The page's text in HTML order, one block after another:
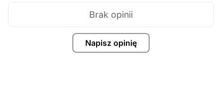
Napisz opinię
Brak opinii